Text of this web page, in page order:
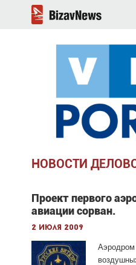
НОВОСТИ
Проект первого
авиации сорван.
2 июля 2009
Аэродром